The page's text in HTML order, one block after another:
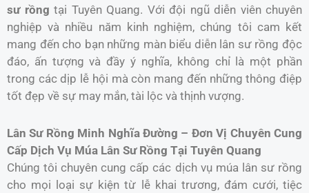
sư rồng tại Tuyên Quang. Với đội ngũ diễn viên chuyên
nghiệp và nhiều năm kinh nghiệm, chúng tôi cam kết
mang đến cho bạn những màn biểu diễn lân sư rồng độc
đáo, ấn tượng và đầy ý nghĩa, không chỉ là một phần
trong các dịp lễ hội mà còn mang đến những thông điệp
tốt đẹp về sự may mắn, tài lộc và thịnh vượng.
Lân Sư Rồng Minh Nghĩa Đường – Đơn Vị Chuyên Cung
Cấp Dịch Vụ Múa Lân Sư Rồng Tại Tuyên Quang
Chúng tôi chuyên cung cấp các dịch vụ múa lân sư rồng
cho mọi loại sự kiện từ lễ khai trương, đám cưới, tiệc